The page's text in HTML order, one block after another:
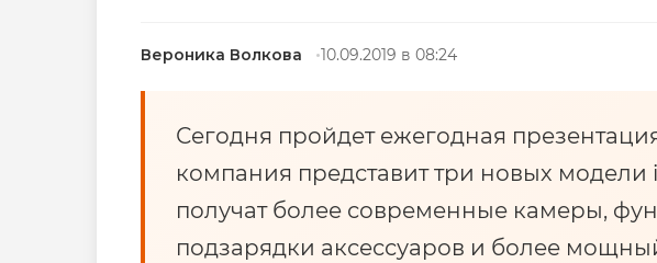
Вероника Волкова 10.09.2019 в 08:24
Сегодня пройдет ежегодная
компания представит три новых
получат более современные камеры,
подзарядки аксессуаров и более